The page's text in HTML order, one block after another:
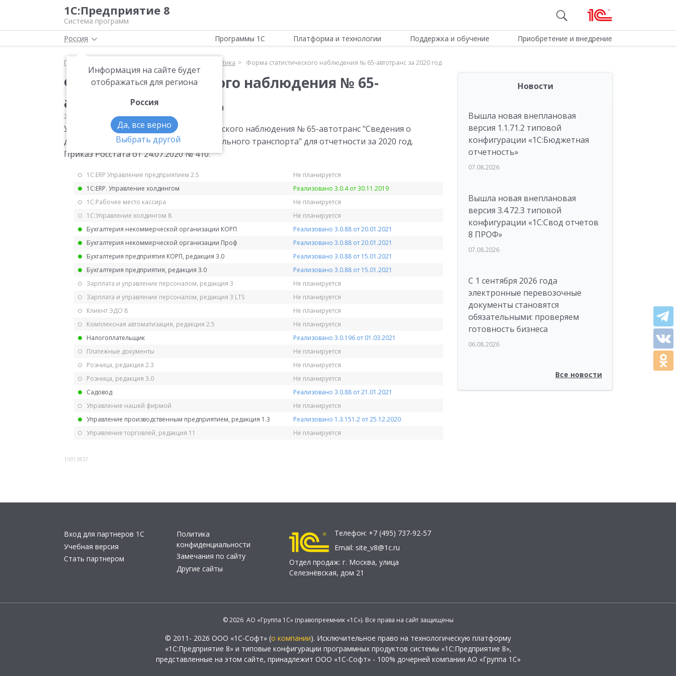
1С:Предприятие 8
Система программ
Россия
Информация на сайте будет
отображаться для региона
Россия
Да, все верно
Выбрать другой
Программы 1С Платформа и технологии Поддержка и обучение Приобретение и внедрение
Главная Статистика Форма статистического наблюдения № 65-автотранс за 2020 год
Форма статистического наблюдения № 65-
автотранс за 2020 год
24.07.2020 Статистика
Утверждена годовая форма статистического наблюдения № 65-автотранс "Сведения о
деятельности пассажирского автомобильного транспорта" для отчетности за 2020 год.
Приказ Росстата от 24.07.2020 № 410.
1С:ERP Управление предприятием 2.5
Не планируется
1С:ERP. Управление холдингом
Реализовано 3.0.4 от 30.11.2019
1С:Рабочее место кассира
Не планируется
1С:Управление холдингом 8
Не планируется
Бухгалтерия некоммерческой организации КОРП
Реализовано 3.0.88 от 20.01.2021
Бухгалтерия некоммерческой организации Проф
Реализовано 3.0.88 от 20.01.2021
Бухгалтерия предприятия КОРП, редакция 3.0
Реализовано 3.0.88 от 15.01.2021
Бухгалтерия предприятия, редакция 3.0
Реализовано 3.0.88 от 15.01.2021
Зарплата и управление персоналом, редакция 3
Не планируется
Зарплата и управление персоналом, редакция 3 LTS
Не планируется
Клиент ЭДО 8
Не планируется
Комплексная автоматизация, редакция 2.5
Не планируется
Налогоплательщик
Реализовано 3.0.196 от 01.03.2021
Платежные документы
Не планируется
Розница, редакция 2.3
Не планируется
Розница, редакция 3.0
Не планируется
Садовод
Реализовано 3.0.88 от 21.01.2021
Управление нашей фирмой
Не планируется
Управление производственным предприятием, редакция 1.3
Реализовано 1.3.151.2 от 25.12.2020
Управление торговлей, редакция 11
Не планируется
10013837
Новости
Вышла новая внеплановая
версия 1.1.71.2 типовой
конфигурации «1C:Бюджетная
отчетность»
07.08.2026
Вышла новая внеплановая
версия 3.4.72.3 типовой
конфигурации «1C:Свод отчетов
8 ПРОФ»
07.08.2026
С 1 сентября 2026 года
электронные перевозочные
документы становятся
обязательными: проверяем
готовность бизнеса
06.08.2026
Все новости
Вход для партнеров 1С
Учебная версия
Стать партнером
Политика
конфиденциальности
Замечания по сайту
Другие сайты
Телефон: +7 (495) 737-92-57
Email: site_v8@1c.ru
Отдел продаж: г. Москва, улица
Селезнёвская, дом 21
© 2026 АО «Группа 1С» (правопреемник «1С»). Все права на сайт защищены
© 2011- 2026 ООО «1С-Софт» (о компании). Исключительное право на технологическую платформу
«1С:Предприятие 8» и типовые конфигурации программных продуктов системы «1С:Предприятие 8»,
представленные на этом сайте, принадлежит ООО «1С-Софт» - 100% дочерней компании АО «Группа 1С»